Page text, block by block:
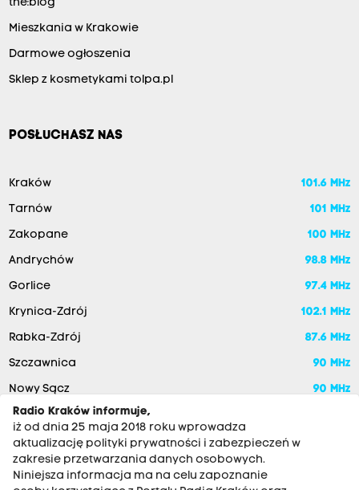
the:blog
Mieszkania w Krakowie
Darmowe ogłoszenia
Sklep z kosmetykami tolpa.pl
POSŁUCHASZ NAS
Kraków 101.6 MHz
Tarnów 101 MHz
Zakopane 100 MHz
Andrychów 98.8 MHz
Gorlice 97.4 MHz
Krynica-Zdrój 102.1 MHz
Rabka-Zdrój 87.6 MHz
Szczawnica 90 MHz
Nowy Sącz
90 MHz
Radio Kraków informuje,
iż od dnia 25 maja 2018 roku wprowadza
aktualizację polityki prywatności i zabezpieczeń w
zakresie przetwarzania danych osobowych.
Niniejsza informacja ma na celu zapoznanie